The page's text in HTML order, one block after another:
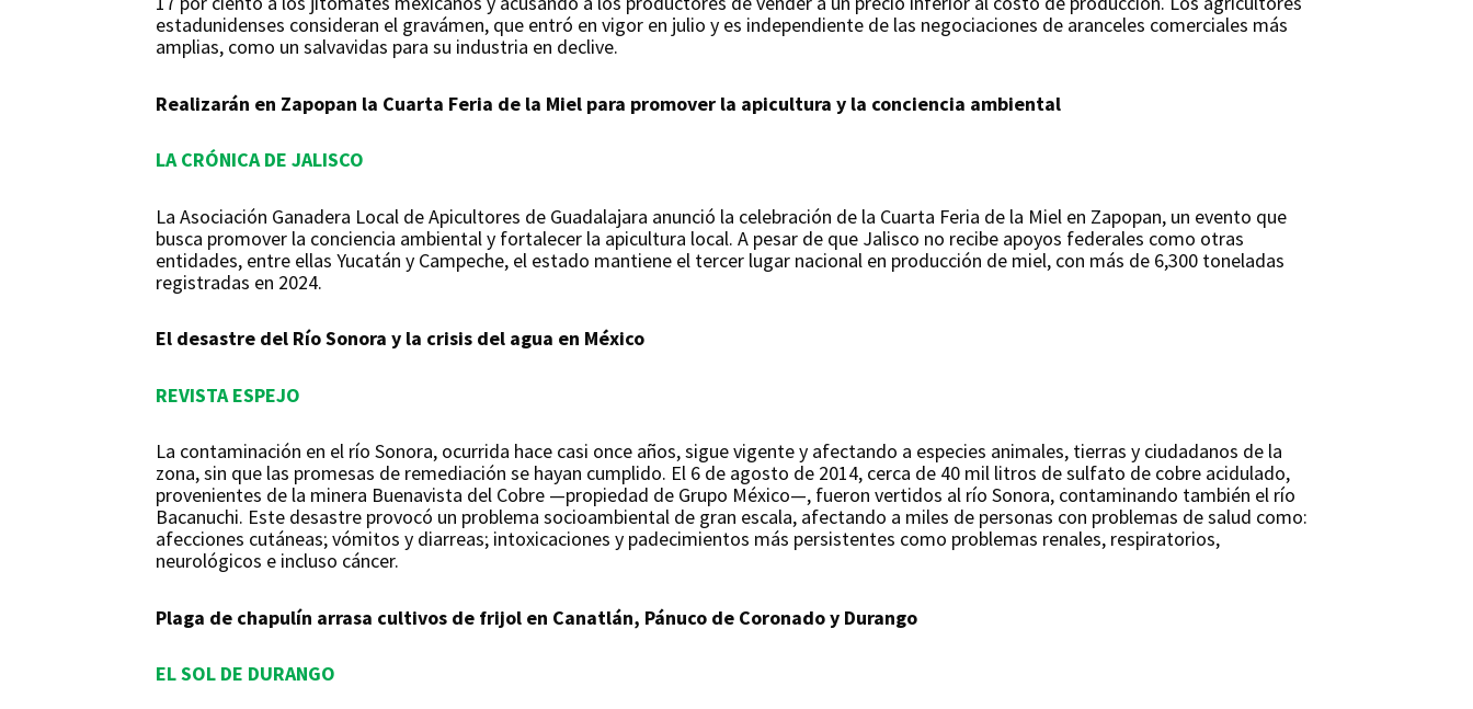
estadunidenses consideran el gravámen, que entró en vigor en julio y es independiente de las negociaciones de aranceles comerciales más
amplias, como un salvavidas para su industria en declive.
Realizarán en Zapopan la Cuarta Feria de la Miel para promover la apicultura y la conciencia ambiental
LA CRÓNICA DE JALISCO
La Asociación Ganadera Local de Apicultores de Guadalajara anunció la celebración de la Cuarta Feria de la Miel en Zapopan, un evento que
busca promover la conciencia ambiental y fortalecer la apicultura local. A pesar de que Jalisco no recibe apoyos federales como otras
entidades, entre ellas Yucatán y Campeche, el estado mantiene el tercer lugar nacional en producción de miel, con más de 6,300 toneladas
registradas en 2024.
El desastre del Río Sonora y la crisis del agua en México
REVISTA ESPEJO
La contaminación en el río Sonora, ocurrida hace casi once años, sigue vigente y afectando a especies animales, tierras y ciudadanos de la
zona, sin que las promesas de remediación se hayan cumplido. El 6 de agosto de 2014, cerca de 40 mil litros de sulfato de cobre acidulado,
provenientes de la minera Buenavista del Cobre —propiedad de Grupo México—, fueron vertidos al río Sonora, contaminando también el río
Bacanuchi. Este desastre provocó un problema socioambiental de gran escala, afectando a miles de personas con problemas de salud como:
afecciones cutáneas; vómitos y diarreas; intoxicaciones y padecimientos más persistentes como problemas renales, respiratorios,
neurológicos e incluso cáncer.
Plaga de chapulín arrasa cultivos de frijol en Canatlán, Pánuco de Coronado y Durango
EL SOL DE DURANGO